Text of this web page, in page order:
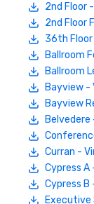
2nd Floor
2nd Floor
36th Floor
Ballroom
Ballroom
Bayview -
Bayview
Curran -
Cypress A
Cypress B
Executive